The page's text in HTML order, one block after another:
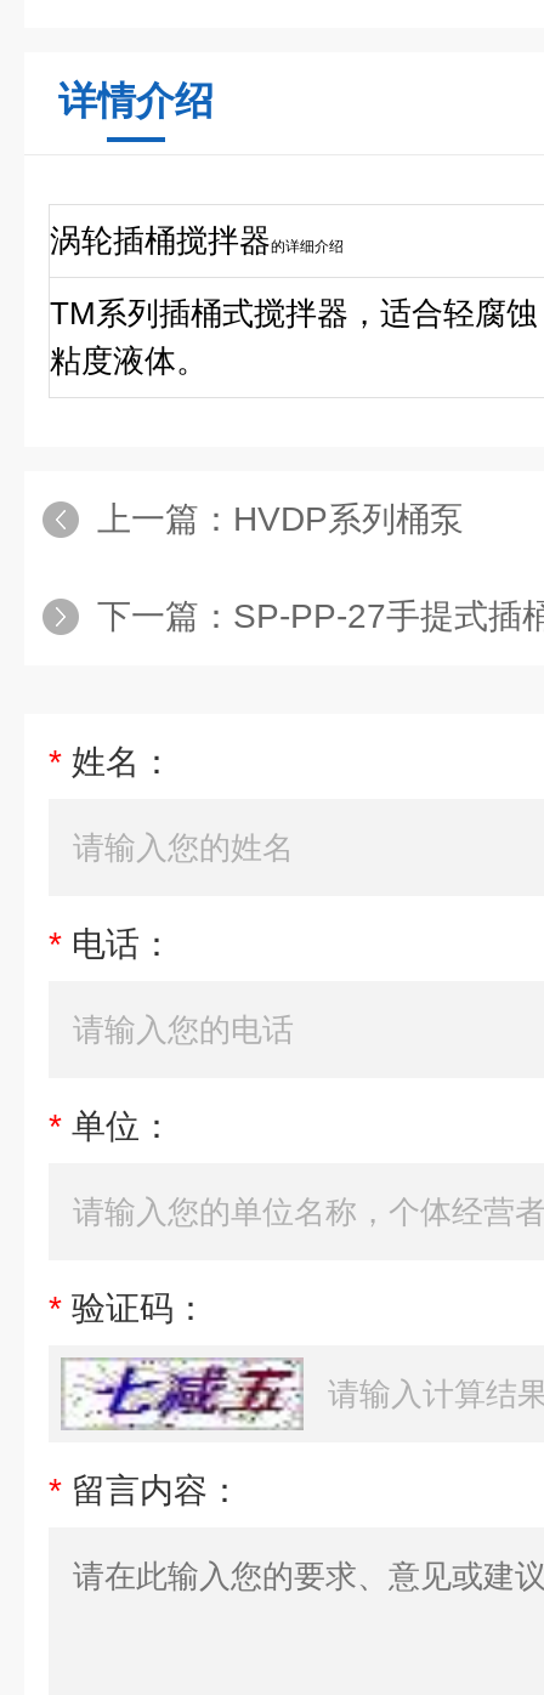
详情介绍
涡轮插桶搅拌器的详细介绍
TM系列插桶式搅拌器，适合轻腐
粘度液体。
上一篇： HVDP系列桶泵
下一篇： SP-PP-27手提式插
* 姓名：
* 电话：
* 单位：
* 验证码：
* 留言内容：